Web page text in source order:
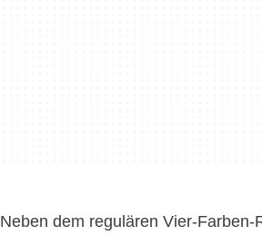
Neben dem regulären Vier-Farben-